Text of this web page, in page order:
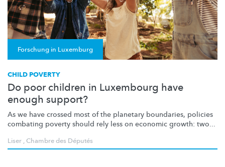
Forschung in Luxemburg
CHILD POVERTY
Do poor children in Luxembourg have
enough support?
As we have crossed most of the planetary boundaries, policies
combating poverty should rely less on economic growth: two...
Liser ,Chambre des Députés